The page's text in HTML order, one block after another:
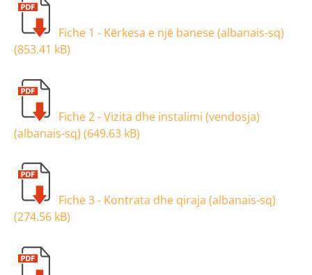
Fiche 1 - Kërkesa e një banese (albanais-sq)
(853.41 kB)
Fiche 2 - Vizita dhe instalimi (vendosja)
(albanais-sq) (649.63 kB)
Fiche 3 - Kontrata dhe qiraja (albanais-sq)
(274.56 kB)